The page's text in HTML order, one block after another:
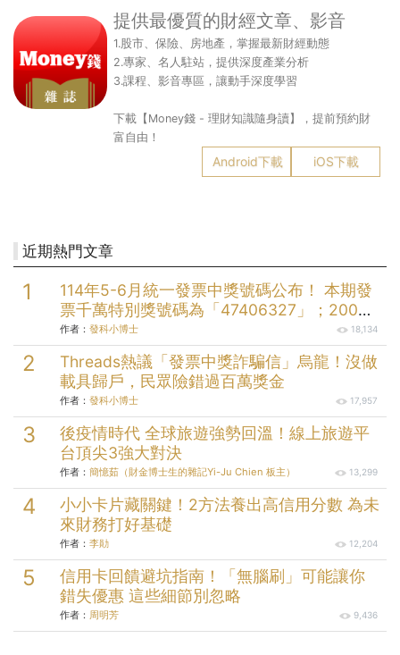
提供最優質的財經文章、影音
1.股市、保險、房地產，掌握最新財經動態
2.專家、名人駐站，提供深度產業分析
3.課程、影音專區，讓動手深度學習
下載【Money錢 - 理財知識隨身讀】，提前預約財
富自由！
Android下載 iOS下載
近期熱門文章
114年5-6月統一發票中獎號碼公布！ 本期發
票千萬特別獎號碼為「47406327」；200萬
元特獎號碼為「05579058」；三組20萬元
頭獎分別為「49912232」、
「73145004」、「99174704」。
作者： 發科小博士 18,134
Threads熱議「發票中獎詐騙信」烏龍！沒做
載具歸戶，民眾險錯過百萬獎金
作者： 發科小博士 17,957
後疫情時代 全球旅遊強勢回溫！線上旅遊平
台頂尖3強大對決
作者： 簡憶茹（財金博士生的雜記Yi-Ju Chien 板主） 13,299
小小卡片藏關鍵！2方法養出高信用分數 為未
來財務打好基礎
作者： 李勛 12,204
信用卡回饋避坑指南！「無腦刷」可能讓你
錯失優惠 這些細節別忽略
作者： 周明芳 9,436